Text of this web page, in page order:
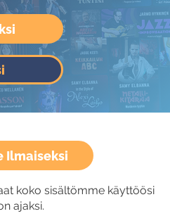
Ilmaiseksi
koko sisältömme käyttöösi
ajaksi.